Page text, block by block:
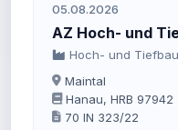
05.08.2026
AZ Hoch- und
Hoch- und
Maintal
Hanau, HRB 97942
70 IN 323/22